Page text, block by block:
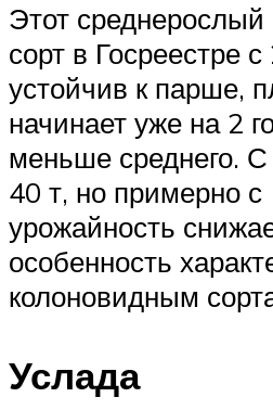
Этот
сорт в Госреестре
устойчив к парше,
начинает уже на 2
меньше среднего.
40 т, но примерно с
урожайность
особенность
колоновидным
Услада